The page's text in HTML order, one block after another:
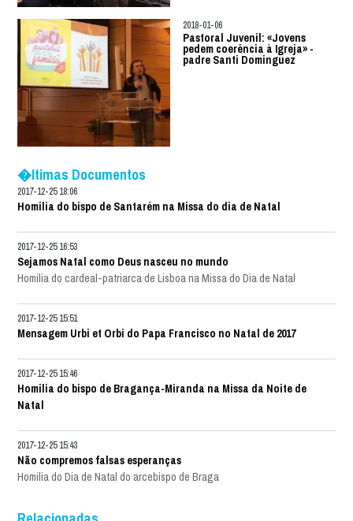
2018-01-06
Pastoral Juvenil: «Jovens
pedem coerência à Igreja» -
padre Santi Dominguez
�ltimas Documentos
2017-12-25 18:06
Homilia do bispo de Santarém na Missa do dia de Natal
2017-12-25 16:53
Sejamos Natal como Deus nasceu no mundo
Homilia do cardeal-patriarca de Lisboa na Missa do Dia de Natal
2017-12-25 15:51
Mensagem Urbi et Orbi do Papa Francisco no Natal de 2017
2017-12-25 15:46
Homilia do bispo de Bragança-Miranda na Missa da Noite de
Natal
2017-12-25 15:43
Não compremos falsas esperanças
Homilia do Dia de Natal do arcebispo de Braga